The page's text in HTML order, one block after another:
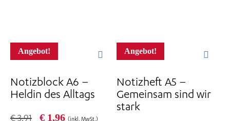
Angebot!
Notizblock A6 –
Heldin des Alltags
€3,91
Ursprünglicher
€ 1,96Aktueller
(inkl. MwSt.)
Angebot!
Notizheft A5 –
Gemeinsam sind wir
stark